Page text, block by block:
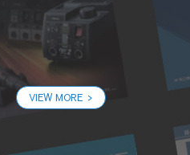
VIEW MORE